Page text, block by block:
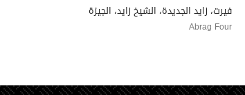
فيرت، زايد الجديدة، الشيخ زايد، الجيزة
Abrag Four